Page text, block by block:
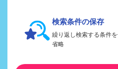
検索条件の保存
繰り返し検索する条件
省略